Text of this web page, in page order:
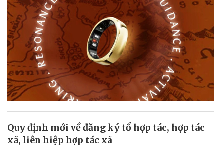
Quy định mới về đăng ký tổ hợp tác, hợp tác
xã, liên hiệp hợp tác xã